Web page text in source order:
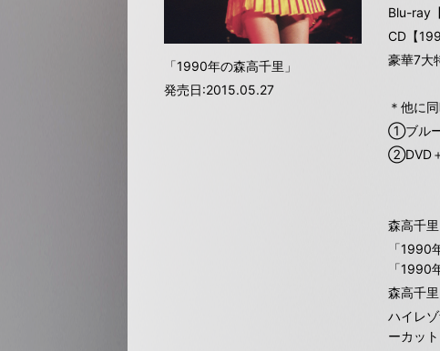
「1990年の森高千里」
発売日:2015.05.27
Blu-ray
CD【
豪華7大
＊他に
①ブル
②DVD
森高千
「1990
「1990
森高千
ハイレ
ーカッ